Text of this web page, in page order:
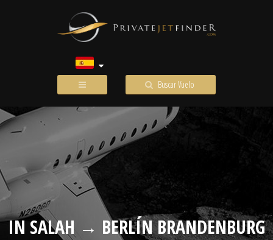
Buscar Vuelo
IN SALAH → BERLÍN BRANDENBURG